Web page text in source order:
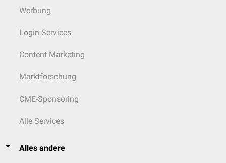
Werbung
Login Services
Content Marketing
Marktforschung
CME-Sponsoring
Alle Services
Alles andere